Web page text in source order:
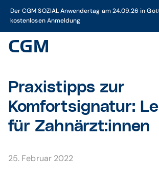
Der CGM SOZIAL Anwendertag am 24.09.26 in
kostenlosen Anmeldung
Praxistipps zur
Komfortsignatur:
für Zahnärzt:innen
25. Februar 2022